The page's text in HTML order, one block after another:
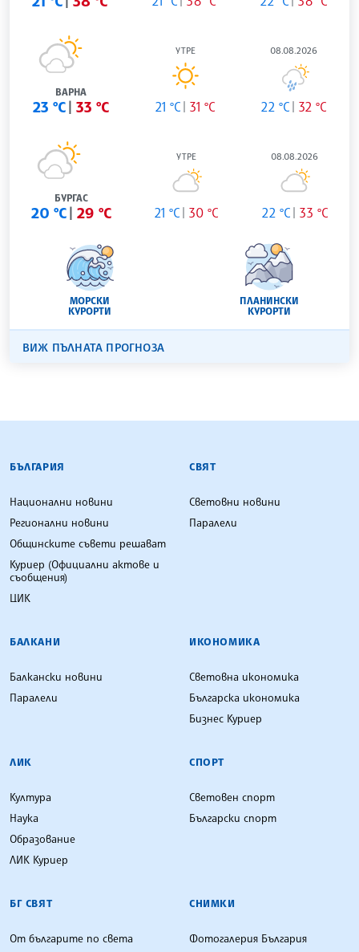
ВАРНА
23 °C 33 °C
УТРЕ
21 °C 31 °C
08.08.2026
22 °C 32 °C
БУРГАС
20 °C 29 °C
УТРЕ
21 °C 30 °C
08.08.2026
22 °C 33 °C
МОРСКИ
КУРОРТИ
ПЛАНИНСКИ
КУРОРТИ
ВИЖ ПЪЛНАТА ПРОГНОЗА
БЪЛГАРСКА ТЕЛЕГРАФНА АГЕНЦИЯ
БЪЛГАРИЯ
Национални новини
Регионални новини
Общинските съвети решават
Куриер (Официални актове и
съобщения)
ЦИК
СВЯТ
Световни новини
Паралели
БАЛКАНИ
Балкански новини
Паралели
ИКОНОМИКА
Световна икономика
Българска икономика
Бизнес Куриер
ЛИК
Култура
Наука
Образование
ЛИК Куриер
СПОРТ
Световен спорт
Български спорт
БГ СВЯТ
От българите по света
СНИМКИ
Фотогалерия България